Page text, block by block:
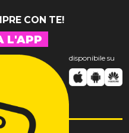
CON TE!
L'APP
disponibile su